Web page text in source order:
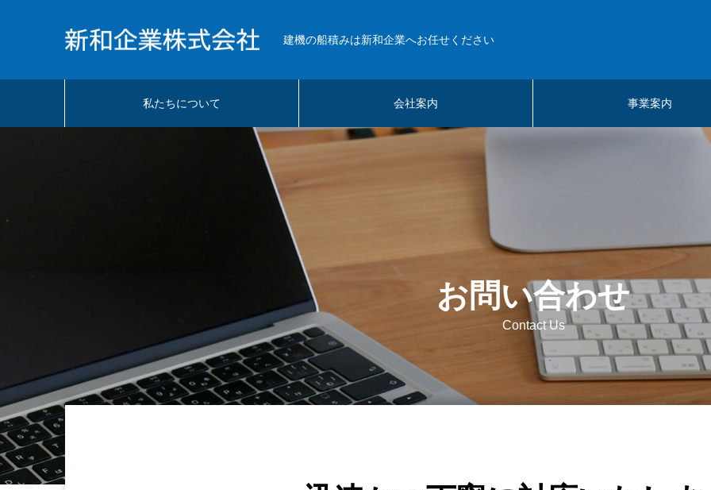
建機の船積みは新和企業へお任せください
私たちについて 会社案内 事業案内
お問い合わせ
Contact Us